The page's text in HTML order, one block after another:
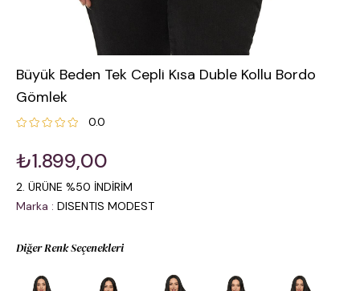
Büyük Beden Tek Cepli Kısa Duble Kollu Bordo
Gömlek
0.0
₺1.899,00
2. ÜRÜNE %50 İNDİRİM
Marka : DISENTIS MODEST
Diğer Renk Seçenekleri